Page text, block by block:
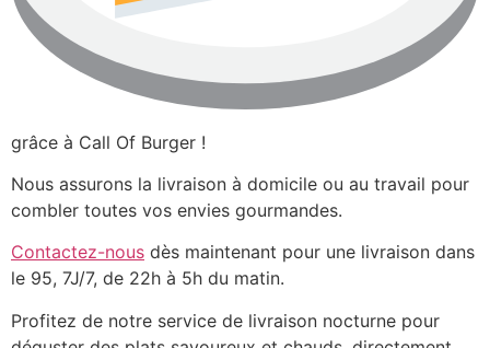
grâce à Call Of Burger !
Nous assurons la livraison à domicile ou au travail pour
combler toutes vos envies gourmandes.
Contactez-nous dès maintenant pour une livraison dans
le 95, 7J/7, de 22h à 5h du matin.
Profitez de notre service de livraison nocturne pour